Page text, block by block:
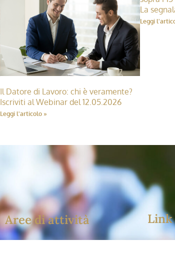
Il Datore di Lavoro: chi è veramente?
Iscriviti al Webinar del 12.05.2026
Leggi l'articolo »
La
Leggi
Aree di attività